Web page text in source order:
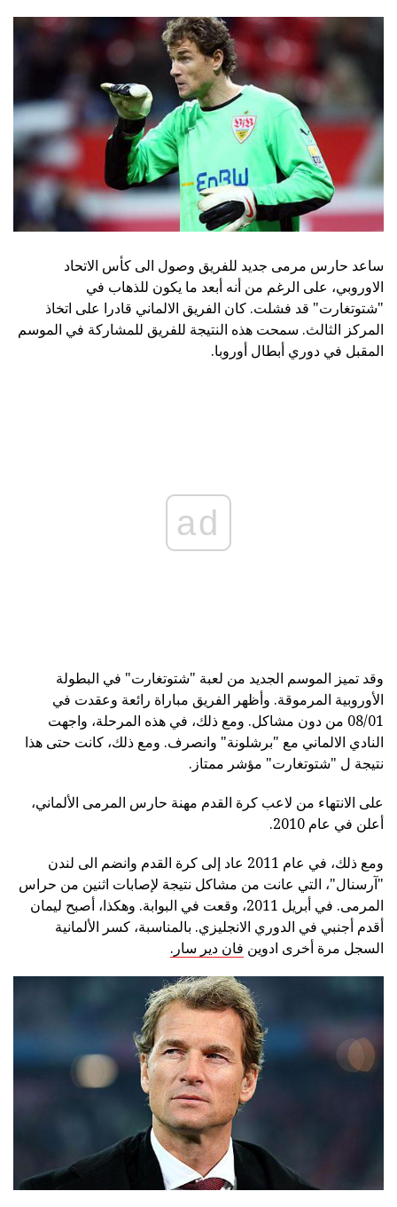
ساعد حارس مرمى جديد للفريق وصول الى كأس الاتحاد
الاوروبي، على الرغم من أنه أبعد ما يكون للذهاب في
"شتوتغارت" قد فشلت. كان الفريق الالماني قادرا على اتخاذ
المركز الثالث. سمحت هذه النتيجة للفريق للمشاركة في الموسم
المقبل في دوري أبطال أوروبا.
ad
وقد تميز الموسم الجديد من لعبة "شتوتغارت" في البطولة
الأوروبية المرموقة. وأظهر الفريق مباراة رائعة وعقدت في
08/01 من دون مشاكل. ومع ذلك، في هذه المرحلة، واجهت
النادي الالماني مع "برشلونة" وانصرف. ومع ذلك، كانت حتى هذا
نتيجة ل "شتوتغارت" مؤشر ممتاز.
على الانتهاء من لاعب كرة القدم مهنة حارس المرمى الألماني،
أعلن في عام 2010.
ومع ذلك، في عام 2011 عاد إلى كرة القدم وانضم الى لندن
"آرسنال"، التي عانت من مشاكل نتيجة لإصابات اثنين من حراس
المرمى. في أبريل 2011، وقعت في البوابة. وهكذا، أصبح ليمان
أقدم أجنبي في الدوري الانجليزي. بالمناسبة، كسر الألمانية
السجل مرة أخرى ادوين فان دير سار.